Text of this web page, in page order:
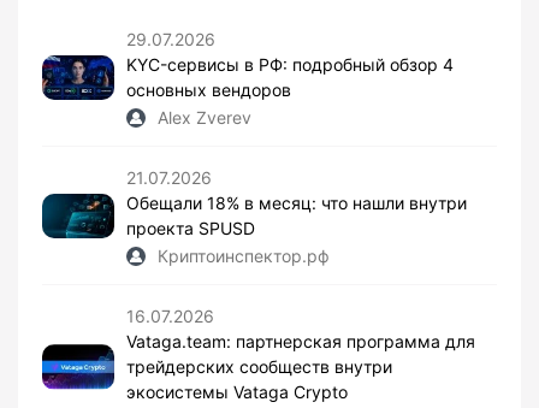
29.07.2026
KYC-сервисы в РФ: подробный обзор 4
основных вендоров
Alex Zverev
21.07.2026
Обещали 18% в месяц: что нашли внутри
проекта SPUSD
Криптоинспектор.рф
16.07.2026
Vataga.team: партнерская программа для
трейдерских сообществ внутри
экосистемы Vataga Crypto